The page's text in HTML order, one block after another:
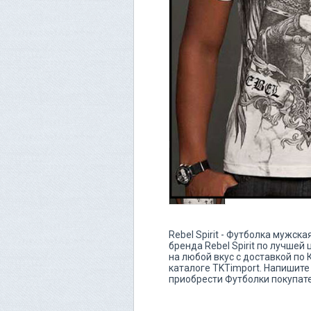
Rebel Spirit - Футболка
бренда Rebel Spirit по лучшей
на любой вкус с доставкой по
каталоге TKTimport.
приобрести Футболки